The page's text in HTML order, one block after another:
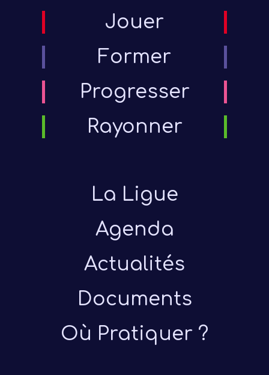
Jouer
Former
Progresser
Rayonner
La Ligue
Agenda
Actualités
Documents
Où Pratiquer ?